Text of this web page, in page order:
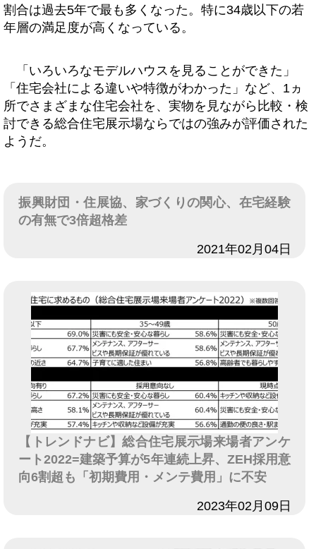
割合は過去5年で最も多くなった。特に34歳以下の若
年層の満足度が高くなっている。
「いろいろなモデルハウスを見ることができた」
「住宅会社による違いや特徴がわかった」など、1ヵ
所でさまざまな住宅会社を、実物を見ながら比較・検
討できる総合住宅展示場ならではの強みが評価された
ようだ。
振興財団・住展協、家づくりの関心、在宅経験
の有無で3倍超格差
2021年02月04日
【トレンドナビ】総合住宅展示場来場者アンケ
ート2022=建築予算が5年連続上昇、ZEH採用意
向6割超も「初期費用・メンテ費用」に不安
2023年02月09日